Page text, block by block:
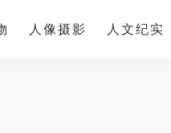
人像摄影 人文纪实